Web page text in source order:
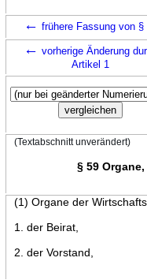
← frühere Fassung von §
← vorherige Änderung
Artikel 1
(Textabschnitt unverändert)
§ 59
(1) Organe der
1. der Beirat,
2. der Vorstand,